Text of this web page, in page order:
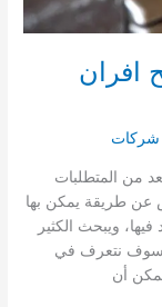
افران
شركات
من المتطلبات
عن طريقة يمكن بها
فيها، ويبحث الكثير
وسوف نتعرف في
أن